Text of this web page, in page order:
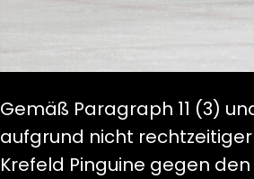
Gemäß Paragraph 11 (3)
aufgrund nicht
Krefeld Pinguine gegen